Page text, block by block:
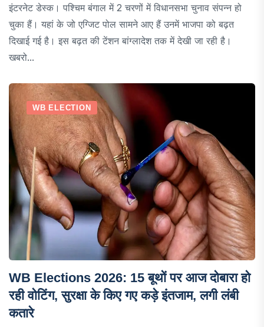
इंटरनेट डेस्क। पश्चिम बंगाल में 2 चरणों में विधानसभा चुनाव संपन्न हो
चुका हैं। यहां के जो एग्जिट पोल सामने आए हैं उनमें भाजपा को बढ़त
दिखाई गई है। इस बढ़त की टेंशन बांग्लादेश तक में देखी जा रही है।
खबरो...
WB ELECTION
WB Elections 2026: 15 बूथों पर आज दोबारा हो
रही वोटिंग, सुरक्षा के किए गए कड़े इंतजाम, लगी लंबी
कतारे